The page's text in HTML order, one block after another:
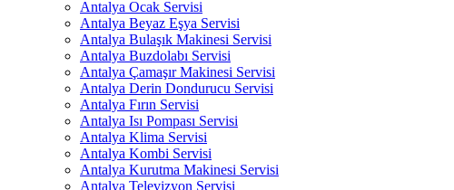
Antalya Ocak Servisi
Antalya Beyaz Eşya Servisi
Antalya Bulaşık Makinesi Servisi
Antalya Buzdolabı Servisi
Antalya Çamaşır Makinesi Servisi
Antalya Derin Dondurucu Servisi
Antalya Fırın Servisi
Antalya Isı Pompası Servisi
Antalya Klima Servisi
Antalya Kombi Servisi
Antalya Kurutma Makinesi Servisi
Antalya Televizyon Servisi